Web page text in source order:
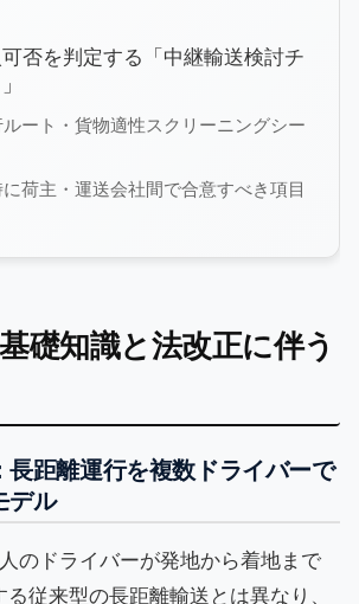
否を判定する「中継輸送検討チ
ルート・貨物適性スクリーニングシー
荷主・運送会社間で合意すべき項目
礎知識と法改正に伴う
長距離運行を複数ドライバーで
デル
のドライバーが発地から着地まで
従来型の長距離輸送とは異なり、